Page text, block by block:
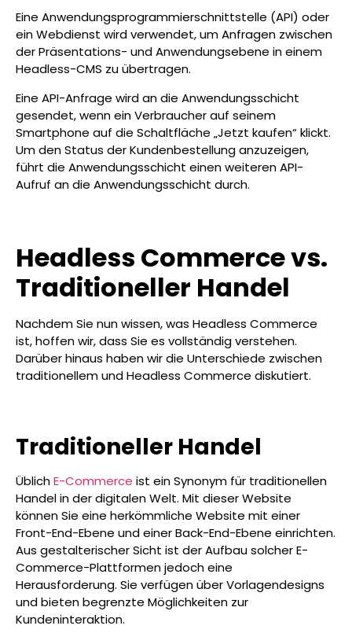
Eine Anwendungsprogrammierschnittstelle (API) oder
ein Webdienst wird verwendet, um Anfragen zwischen
der Präsentations- und Anwendungsebene in einem
Headless-CMS zu übertragen.
Eine API-Anfrage wird an die Anwendungsschicht
gesendet, wenn ein Verbraucher auf seinem
Smartphone auf die Schaltfläche „Jetzt kaufen“ klickt.
Um den Status der Kundenbestellung anzuzeigen,
führt die Anwendungsschicht einen weiteren API-
Aufruf an die Anwendungsschicht durch.
Headless Commerce vs.
Traditioneller Handel
Nachdem Sie nun wissen, was Headless Commerce
ist, hoffen wir, dass Sie es vollständig verstehen.
Darüber hinaus haben wir die Unterschiede zwischen
traditionellem und Headless Commerce diskutiert.
Traditioneller Handel
ÜblichE-Commerce ist ein Synonym für traditionellen
Handel in der digitalen Welt. Mit dieser Website
können Sie eine herkömmliche Website mit einer
Front-End-Ebene und einer Back-End-Ebene einrichten.
Aus gestalterischer Sicht ist der Aufbau solcher E-
Commerce-Plattformen jedoch eine
Herausforderung. Sie verfügen über Vorlagendesigns
und bieten begrenzte Möglichkeiten zur
Kundeninteraktion.